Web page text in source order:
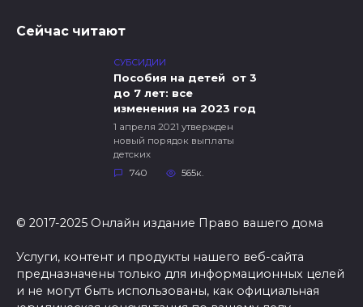
Сейчас читают
СУБСИДИИ
Пособия на детей от 3
до 7 лет: все
изменения на 2023 год
1 апреля 2021 утвержден
новый порядок выплаты
детских
740
565к.
© 2017-2025 Онлайн издание Право вашего дома
Услуги, контент и продукты нашего веб-сайта
предназначены только для информационных целей
и не могут быть использованы, как официальная